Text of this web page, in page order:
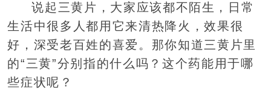
说起三黄片，大家应该都不陌生，日常
生活中很多人都用它来清热降火，效果很
好，深受老百姓的喜爱。那你知道三黄片里
的“三黄”分别指的什么吗？这个药能用于哪
些症状呢？